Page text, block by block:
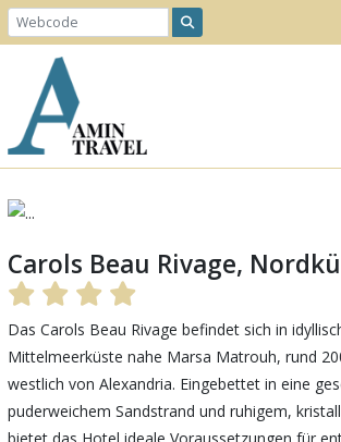
Carols Beau Rivage,
Das Carols Beau Rivage befindet sich in
Mittelmeerküste nahe Marsa Matrouh, rund
westlich von Alexandria. Eingebettet in eine
puderweichem Sandstrand und ruhigem,